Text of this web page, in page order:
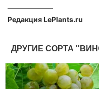
Редакция LePlants.ru
ДРУГИЕ СОРТА